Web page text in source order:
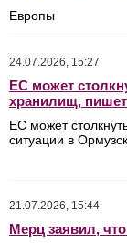
Европы
24.07.2026, 15:27
ЕС может
хранилищ,
ЕС может
ситуации в
21.07.2026, 15:44
Мерц заявил,